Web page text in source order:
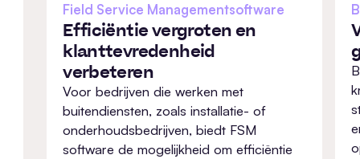
Field Service Managementsoftware
Efficiëntie vergroten en
klanttevredenheid
verbeteren
Voor bedrijven die werken met
buitendiensten, zoals installatie- of
onderhoudsbedrijven, biedt FSM
software de mogelijkheid om efficiëntie